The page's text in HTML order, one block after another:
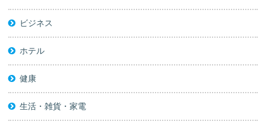
ビジネス
ホテル
健康
生活・雑貨・家電